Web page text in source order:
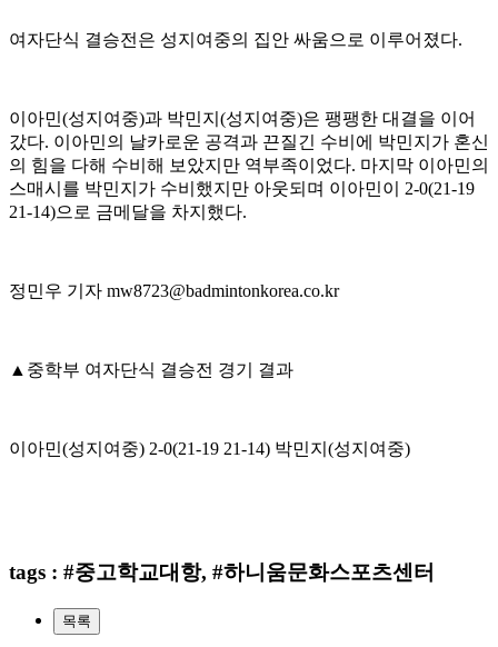
여자단식 결승전은 성지여중의 집안 싸움으로 이루어졌다.
이아민(성지여중)과 박민지 (성지여중)은 팽팽한 대결을 이어
갔다. 이아민의 날카로운 공격과 끈질긴 수비에 박민지가 혼신
의 힘을 다해 수비해 보았지만 역부족이었다. 마지막 이아민의
스매시를 박민지가 수비했지만 아웃되며 이아민이 2-0(21-19
21-14)으로 금메달을 차지했다.
정민우 기자 mw8723@badmintonkorea.co.kr
▲ 중학부 여자단식 결승전 경기 결과
이아민(성지여중) 2-0(21-19 21-14) 박민지 (성지여중)
tags : #중고학교대항, #하니움문화스포츠센터
목록